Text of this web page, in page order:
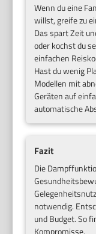
Wenn du eine
willst, greife zu
Das spart Zeit
oder kochst du
einfachen
Hast du wenig
Modellen mit
Geräten auf
automatische
Fazit
Die
notwendig.
und Budget. So
Kompromisse.